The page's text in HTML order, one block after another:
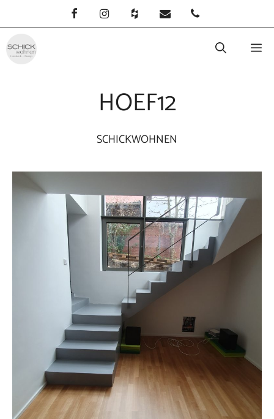
Inhalt
springen
HOEF12
SCHICKWOHNEN